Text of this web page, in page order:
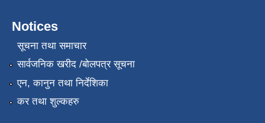
Notices
सूचना तथा समाचार
सार्वजनिक खरीद /बोलपत्र सूचना
एन, कानुन तथा निर्देशिका
कर तथा शुल्कहरु